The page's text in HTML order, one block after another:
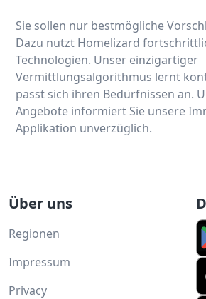
Sie sollen nur bestmögliche
Dazu nutzt Homelizard
Technologien. Unser einzigartiger
Vermittlungsalgorithmus lernt
passt sich ihren Bedürfnissen an.
Angebote informiert Sie unsere
Applikation unverzüglich.
Über uns
Regionen
Impressum
Privacy